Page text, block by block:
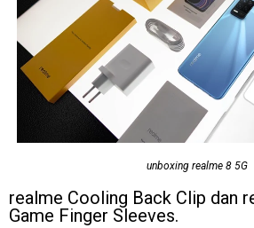
unboxing realme 8 5G
realme Cooling Back Clip dan
Game Finger Sleeves.